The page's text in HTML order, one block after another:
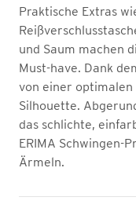
Praktische Extras
und Saum machen
Must-have. Dank
von einer optimalen
Silhouette.
das schlichte,
ERIMA Schwingen-
Ärmeln.